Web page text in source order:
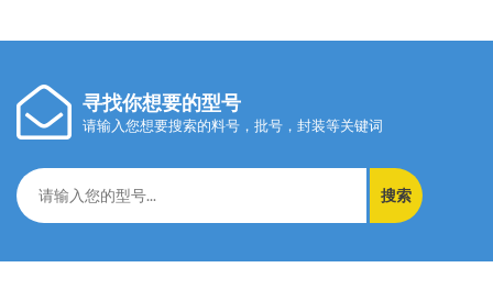
寻找你想要的型号
请输入您想要搜索的料号，批号，封装等关键词
搜索